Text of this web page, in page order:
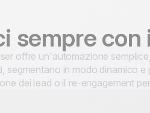
sempre
offre un'automazione
segmentano in modo dinamico
dei lead o il re-engagement